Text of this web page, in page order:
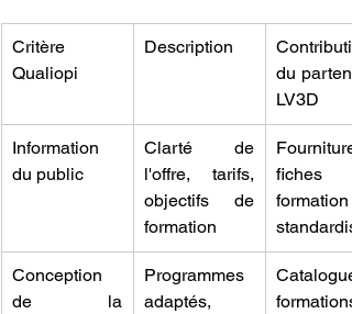
Critère
Qualiopi
Description
du
LV3D
Information
du public
Clarté de
l'offre, tarifs,
objectifs de
formation
fiches
formation
Conception
de la
Programmes
adaptés,
formations